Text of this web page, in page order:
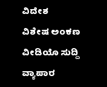
ವಿದೇಶ
ವಿಶೇಷ ಅಂಕಣ
ವೀಡಿಯೊ ಸುದ್ದಿ
ವ್ಯಾಪಾರ